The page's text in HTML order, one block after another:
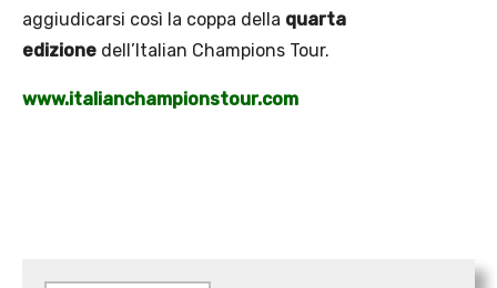
aggiudicarsi così la coppa della quarta
edizione dell’Italian Champions Tour.
www.italianchampionstour.com